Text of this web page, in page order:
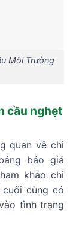
Môi Trường
cầu nghẹt
quan về chi
báo giá
khảo chi
cuối cùng có
tình trạng